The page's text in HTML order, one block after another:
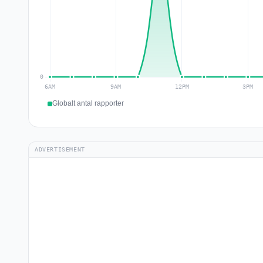
Globalt antal rapporter
ADVERTISEMENT